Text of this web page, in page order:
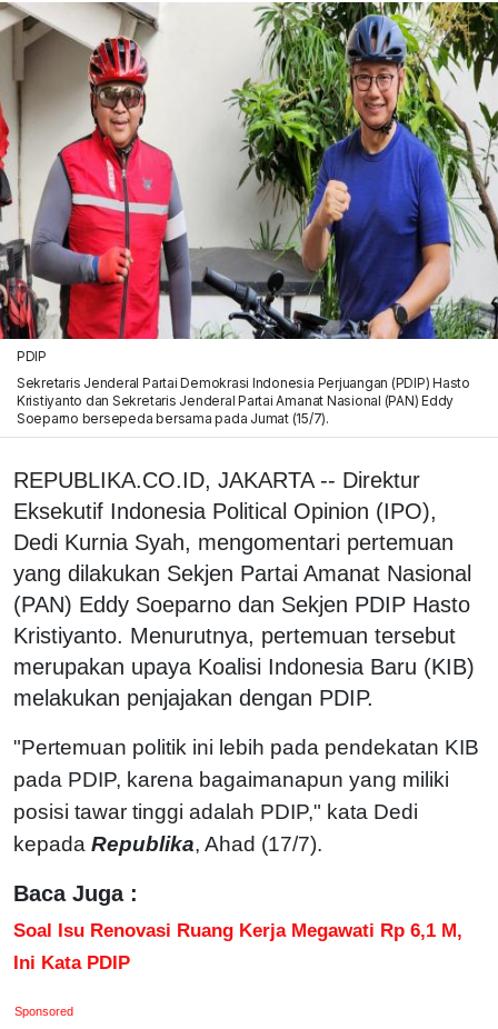
PDIP
Sekretaris Jenderal Partai Demokrasi Indonesia Perjuangan (PDIP) Hasto
Kristiyanto dan Sekretaris Jenderal Partai Amanat Nasional (PAN) Eddy
Soeparno bersepeda bersama pada Jumat (15/7).
REPUBLIKA.CO.ID, JAKARTA -- Direktur
Eksekutif Indonesia Political Opinion (IPO),
Dedi Kurnia Syah, mengomentari pertemuan
yang dilakukan Sekjen Partai Amanat Nasional
(PAN) Eddy Soeparno dan Sekjen PDIP Hasto
Kristiyanto. Menurutnya, pertemuan tersebut
merupakan upaya Koalisi Indonesia Baru (KIB)
melakukan penjajakan dengan PDIP.
"Pertemuan politik ini lebih pada pendekatan KIB
pada PDIP, karena bagaimanapun yang miliki
posisi tawar tinggi adalah PDIP," kata Dedi
kepada Republika, Ahad (17/7).
Baca Juga :
Soal Isu Renovasi Ruang Kerja Megawati Rp 6,1 M,
Ini Kata PDIP
Sponsored